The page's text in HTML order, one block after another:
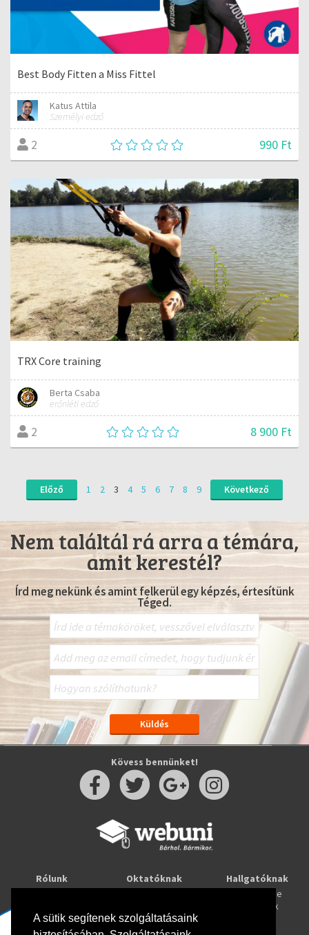
A sütik segítenek szolgáltatásaink
Best Body Fitten a Miss Fittel
Katus Attila
Személyi edző
2 990 Ft
TRX Core training
Berta Csaba
erőnléti edző
2 8 900 Ft
Előző 1 2 3 4 5 6 7 8 9 Következő
Nem találtál rá arra a témára,
amit kerestél?
Írd meg nekünk és amint felkerül egy képzés, értesítünk
Téged.
Kövess bennünket!
Rólunk
Oktatóknak
Webuni Stúdió
Hallgatóknak
Tanulj online
Képzések